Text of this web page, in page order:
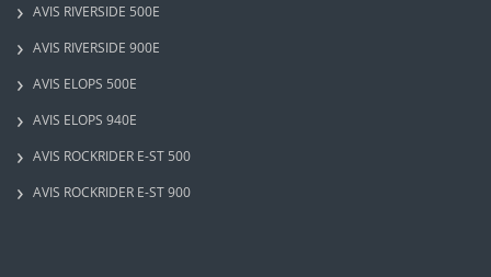
AVIS RIVERSIDE 500E
AVIS RIVERSIDE 900E
AVIS ELOPS 500E
AVIS ELOPS 940E
AVIS ROCKRIDER E-ST 500
AVIS ROCKRIDER E-ST 900